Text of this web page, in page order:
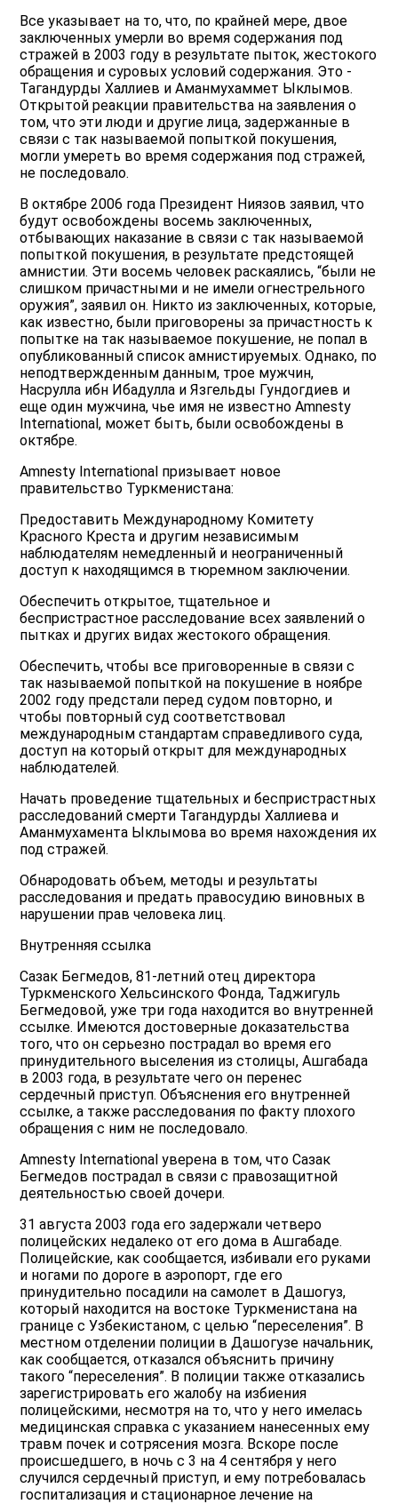
Все указывает на то, что, по крайней мере, двое
заключенных умерли во время содержания под
стражей в 2003 году в результате пыток, жестокого
обращения и суровых условий содержания. Это -
Тагандурды Халлиев и Аманмухаммет Ыклымов.
Открытой реакции правительства на заявления о
том, что эти люди и другие лица, задержанные в
связи с так называемой попыткой покушения,
могли умереть во время содержания под стражей,
не последовало.
В октябре 2006 года Президент Ниязов заявил, что
будут освобождены восемь заключенных,
отбывающих наказание в связи с так называемой
попыткой покушения, в результате предстоящей
амнистии. Эти восемь человек раскаялись, “были не
слишком причастными и не имели огнестрельного
оружия”, заявил он. Никто из заключенных, которые,
как известно, были приговорены за причастность к
попытке на так называемое покушение, не попал в
опубликованный список амнистируемых. Однако, по
неподтвержденным данным, трое мужчин,
Насрулла ибн Ибадулла и Язгельды Гундогдиев и
еще один мужчина, чье имя не известно Amnesty
International, может быть, были освобождены в
октябре.
Amnesty International призывает новое
правительство Туркменистана:
Предоставить Международному Комитету
Красного Креста и другим независимым
наблюдателям немедленный и неограниченный
доступ к находящимся в тюремном заключении.
Обеспечить открытое, тщательное и
беспристрастное расследование всех заявлений о
пытках и других видах жестокого обращения.
Обеспечить, чтобы все приговоренные в связи с
так называемой попыткой на покушение в ноябре
2002 году предстали перед судом повторно, и
чтобы повторный суд соответствовал
международным стандартам справедливого суда,
доступ на который открыт для международных
наблюдателей.
Начать проведение тщательных и беспристрастных
расследований смерти Тагандурды Халлиева и
Аманмухамента Ыклымова во время нахождения их
под cтражей.
Обнародовать объем, методы и результаты
расследования и предать правосудию виновных в
нарушении прав человека лиц.
Внутренняя ссылка
Сазак Бегмедов, 81-летний отец директора
Туркменского Хельсинского Фонда, Таджигуль
Бегмедовой, уже три года находится во внутренней
ссылке. Имеются достоверные доказательства
того, что он серьезно пострадал во время его
принудительного выселения из столицы, Ашгабада
в 2003 года, в результате чего он перенес
сердечный приступ. Объяснения его внутренней
ссылке, а также расследования по факту плохого
обращения с ним не последовало.
Amnesty International уверена в том, что Сазак
Бегмедов пострадал в связи с правозащитной
деятельностью своей дочери.
31 августа 2003 года его задержали четверо
полицейских недалеко от его дома в Ашгабаде.
Полицейские, как сообщается, избивали его руками
и ногами по дороге в аэропорт, где его
принудительно посадили на самолет в Дашогуз,
который находится на востоке Туркменистана на
границе с Узбекистаном, с целью “переселения”. В
местном отделении полиции в Дашогузе начальник,
как сообщается, отказался объяснить причину
такого “переселения”. В полиции также отказались
зарегистрировать его жалобу на избиения
полицейскими, несмотря на то, что у него имелась
медицинская справка с указанием нанесенных ему
травм почек и сотрясения мозга. Вскоре после
происшедшего, в ночь с 3 на 4 сентября у него
случился сердечный приступ, и ему потребовалась
госпитализация и стационарное лечение на